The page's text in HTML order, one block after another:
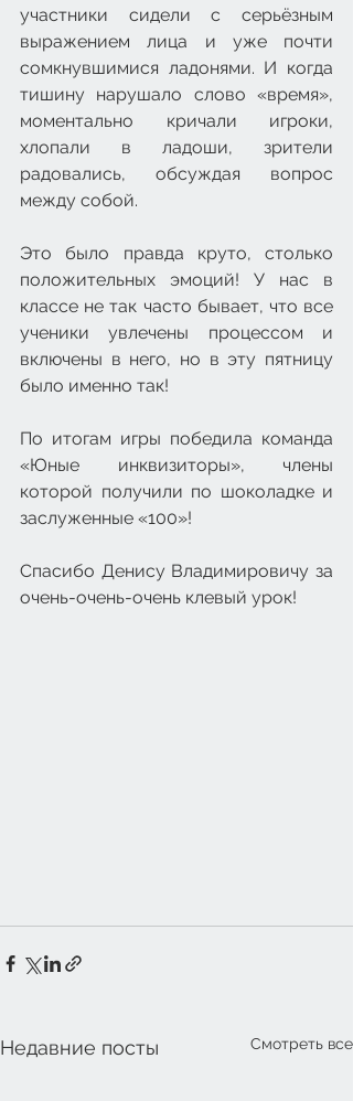
участники сидели с серьёзным
выражением лица и уже почти
сомкнувшимися ладонями. И когда
тишину нарушало слово «время»,
моментально кричали игроки,
хлопали в ладоши, зрители
радовались, обсуждая вопрос
между собой.
Это было правда круто, столько
положительных эмоций! У нас в
классе не так часто бывает, что все
ученики увлечены процессом и
включены в него, но в эту пятницу
было именно так!
По итогам игры победила команда
«Юные инквизиторы», члены
которой получили по шоколадке и
заслуженные «100»!
Спасибо Денису Владимировичу за
очень-очень-очень клевый урок!
Недавние посты Смотреть все